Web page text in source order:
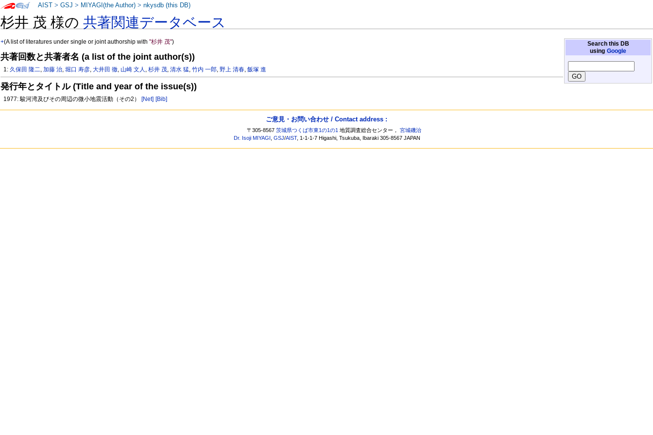
杉井 茂 様の共著関連データベース
Search this DB
using Google
+(A list of literatures under single or joint authorship with"杉井 茂")
共著回数と共著者名 (a list of the joint author(s))
1: 久保田 隆二,加藤 治,堀口 寿彦,大井田 徹, 山崎 文人 ,杉井 茂,清水 猛,竹内 一郎,野上 清春,飯塚 進
発行年とタイトル (Title and year of the issue(s))
1977: 駿河湾及びその周辺の微小地震活動（その2） [Net] [Bib]
AIST >GSJ > MIYAGI(the Author) >nkysdb (this DB)
ご意見・お問い合わせ / Contact address :
〒305-8567茨城県つくば市東1の1の1 地質調査総合センター，宮城磯治
Dr. Isoji MIYAGI ,GSJ/AIST, 1-1-1-7 Higashi, Tsukuba, Ibaraki 305-8567 JAPAN